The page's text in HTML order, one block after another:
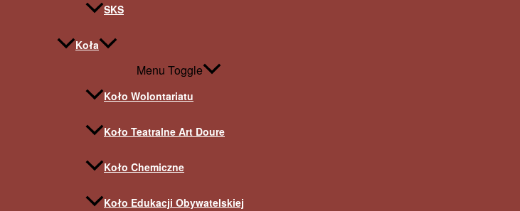
SKS
Koła
Menu Toggle
Koło Wolontariatu
Koło Teatralne Art Doure
Koło Chemiczne
Koło Edukacji Obywatelskiej